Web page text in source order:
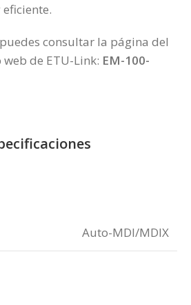
consultar la página del
de ETU-Link: EM-100-
Auto-MDI/MDIX